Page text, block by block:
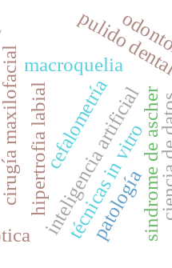
cirugía maxilofacialinteligencia artificialsindrome de ascher
macroquelia
hipertrofia labialtécnicas in vitro
pulido
cefalometría
patología